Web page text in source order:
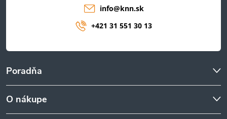
Poradňa
O nákupe
info@knn.sk
+421 31 551 30 13